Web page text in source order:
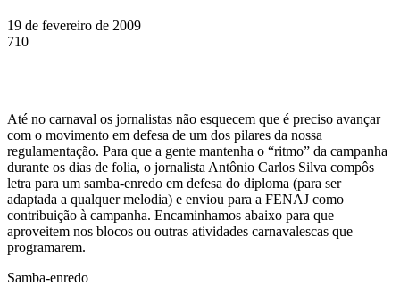
19 de fevereiro de 2009
710
Até no carnaval os jornalistas não esquecem que é preciso avançar
com o movimento em defesa de um dos pilares da nossa
regulamentação. Para que a gente mantenha o “ritmo” da campanha
durante os dias de folia, o jornalista Antônio Carlos Silva compôs
letra para um samba-enredo em defesa do diploma (para ser
adaptada a qualquer melodia) e enviou para a FENAJ como
contribuição à campanha. Encaminhamos abaixo para que
aproveitem nos blocos ou outras atividades carnavalescas que
programarem.
Samba-enredo